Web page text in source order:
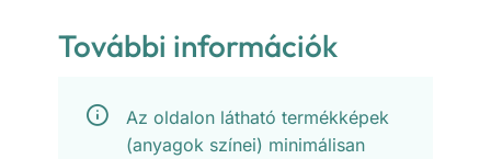
További információk
Az oldalon látható termékképek
(anyagok színei) minimálisan